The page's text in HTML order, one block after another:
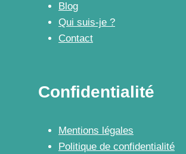
Blog
Qui suis-je ?
Contact
Confidentialité
Mentions légales
Politique de confidentialité